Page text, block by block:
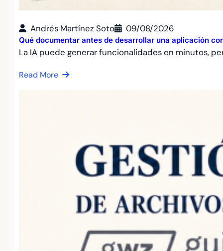
Andrés Martínez Soto 09/08/2026
Qué documentar antes de desarrollar una aplicación
La IA puede generar funcionalidades en minutos,
Read More